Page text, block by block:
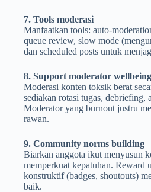
7. Tools moderasi
Manfaatkan tools: auto-
queue review, slow mode
dan scheduled posts untuk
8. Support moderator wellbeing
Moderasi konten toksik berat
sediakan rotasi tugas, debriefing,
Moderator yang burnout justru
rawan.
9. Community norms building
Biarkan anggota ikut menyusun
memperkuat kepatuhan. Reward
konstruktif (badges, shoutouts)
baik.